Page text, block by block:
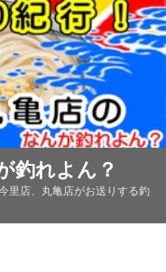
釣れよん？
里店、丸亀店がお送りする釣